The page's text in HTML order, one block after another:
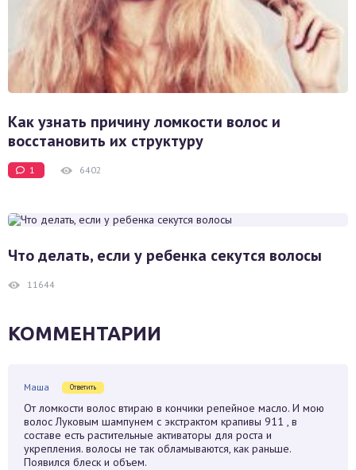
Как узнать причину ломкости волос и
восстановить их структуру
1 6402
Что делать, если у ребенка секутся волосы
11644
КОММЕНТАРИИ
Маша Ответить
От ломкости волос втираю в кончики репейное масло. И мою
волос Луковым шампунем с экстрактом крапивы 911 , в
составе есть растительные активаторы для роста и
укрепления. волосы не так обламываются, как раньше.
Появился блеск и объем.